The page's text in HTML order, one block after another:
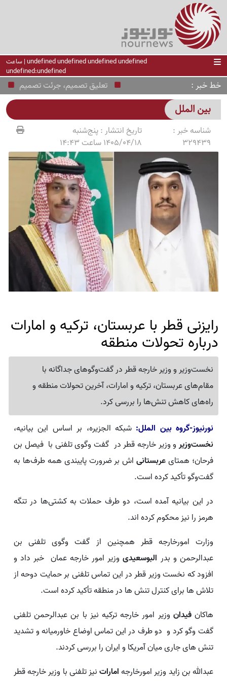
undefined undefined undefined undefined | ساعت
undefined:undefined
خط خبر تعلیق تصمیم، جرئت تصمیم
بین الملل
شناسه خبر :
329439
تاریخ انتشار :پنج‌شنبه
1405/04/18 ساعت 14:43
رایزنی قطر با عربستان، ترکیه و امارات
درباره تحولات منطقه
نخست‌وزیر و وزیر خارجه قطر در گفت‌وگوهای جداگانه با
مقام‌های عربستان، ترکیه و امارات، آخرین تحولات منطقه و
راه‌های کاهش تنش‌ها را بررسی کرد.
نورنیوز-گروه بین الملل: شبکه الجزیره، بر اساس این بیانیه،
نخست‌وزیرو وزیر خارجه قطر در گفت وگوی تلفنی با فیصل بن
فرحان؛ همتایعربستانی اش بر ضرورت پایبندی همه طرف‌ها به
گفت‌وگو تأکید کرده است.
در این بیانیه آمده است، دو طرف حملات به کشتی‌ها در تنگه
هرمز را نیز محکوم کرده اند.
وزارت امورخارجه قطر همچنین از گفت وگوی تلفنی بن
عبدالرحمن و بدر البوسعیدی وزیر امور خارجه عمان خبر داد و
افزود که نخست وزیر قطر در این تماس تلفنی بر حمایت دوحه از
تلاش ها برای کنترل تنش ها در منطقه تأکید کرده است.
هاکانفیدان وزیر امور خارجه ترکیه نیز با بن عبدالرحمن تلفنی
گفت وگو کرد و دو طرف در این تماس اوضاع خاورمیانه و تشدید
تنش های جاری میان آمریکا و ایران را بررسی کردند.
عبدالله بن زاید وزیر امورخارجهاماراتنیز تلفنی با وزیر خارجه قطر